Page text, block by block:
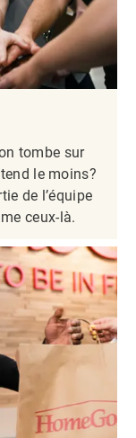
tombe sur
le moins?
de l’équipe
ceux-là.​​​​​​​